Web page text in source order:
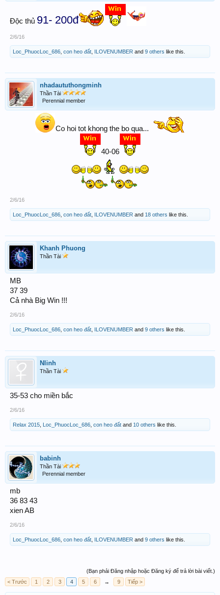
Độc thủ 91- 200đ
2/6/16
Loc_PhuocLoc_686 con heo đất ILOVENUMBER and 9 others like this.
nhadaututhongminh
Thần Tài
Perennial member
Co hoi tot khong the bo qua...
40-06
2/6/16
Loc_PhuocLoc_686 con heo đất ILOVENUMBER and 18 others like this.
Khanh Phuong
Thần Tài
MB
37 39
Cả nhà Big Win !!!
2/6/16
Loc_PhuocLoc_686 con heo đất ILOVENUMBER and 9 others like this.
Nlinh
Thần Tài
35-53 cho miền bắc
2/6/16
Relax 2015 Loc_PhuocLoc_686 con heo đất and 10 others like this.
babinh
Thần Tài
Perennial member
mb
36 83 43
xien AB
2/6/16
Loc_PhuocLoc_686 con heo đất ILOVENUMBER and 9 others like this.
(Bạn phải Đăng nhập hoặc Đăng ký để trả lời bài viết.)
< Trước
1 2 3 4 5 6 → 9 Tiếp >